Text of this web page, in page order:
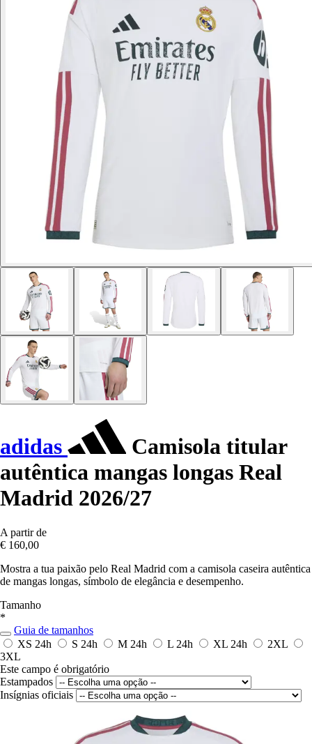
adidas
Camisola titular
autêntica mangas longas Real
Madrid 2026/27
A partir de
€ 160,00
Mostra a tua paixão pelo Real Madrid com a camisola caseira autêntica
de mangas longas, símbolo de elegância e desempenho.
Tamanho
*
Guia de tamanhos
XS 24h S 24h M 24h L 24h XL 24h
2XL
3XL
Este campo é obrigatório
Estampados
Insígnias oficiais